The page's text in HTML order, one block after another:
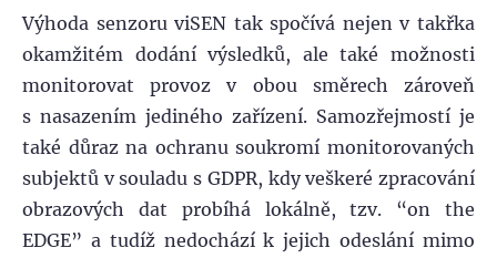
Výhoda senzoru viSEN tak spočívá nejen v takřka
okamžitém dodání výsledků, ale také možnosti
monitorovat provoz v obou směrech zároveň
s nasazením jediného zařízení. Samozřejmostí je
také důraz na ochranu soukromí monitorovaných
subjektů v souladu s GDPR, kdy veškeré zpracování
obrazových dat probíhá lokálně, tzv. “on the
EDGE” a tudíž nedochází k jejich odeslání mimo